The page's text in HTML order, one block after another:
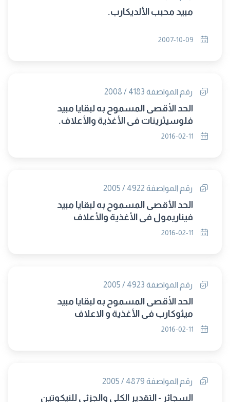
مبيد محبب الألديكارب.
رقم المواصفة 4183 / 2008
الحد الأقصى المسموح به لبقايا مبيد
فلوسيثرينات فى الأغذية والأعلاف.
رقم المواصفة 4922 / 2005
الحد الأقصى المسموح به لبقايا مبيد
فيناريمول فى الأغذية والأعلاف
رقم المواصفة 4923 / 2005
الحد الأقصى المسموح به لبقايا مبيد
ميثوكارب في الأغذية و الاعلاف
رقم المواصفة 4879 / 2005
السجائر - التقدير الكلى والجزئى للنيكوتين